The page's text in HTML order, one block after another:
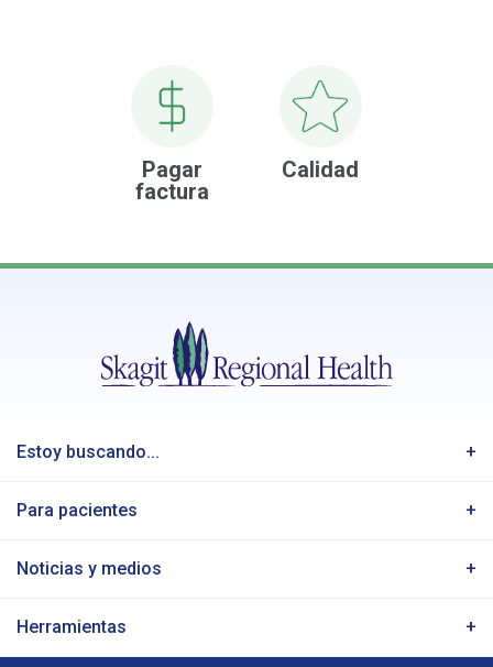
Pagar
factura
Calidad
Estoy buscando...
Para pacientes
Noticias y medios
Herramientas